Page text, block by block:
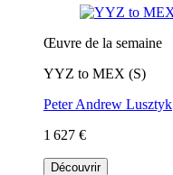
Œuvre de la semaine
YYZ to MEX (S)
Peter Andrew Lusztyk
1 627 €
Découvrir